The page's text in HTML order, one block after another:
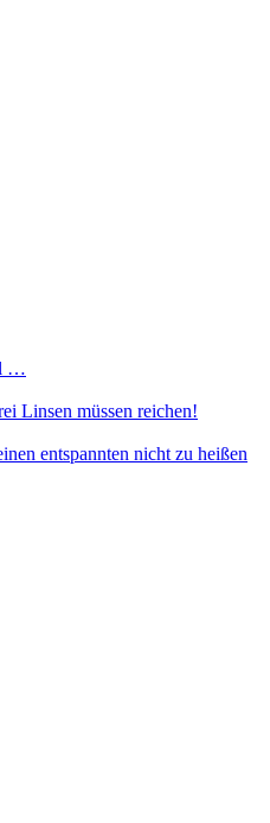
…
Linsen müssen reichen!
entspannten nicht zu heißen